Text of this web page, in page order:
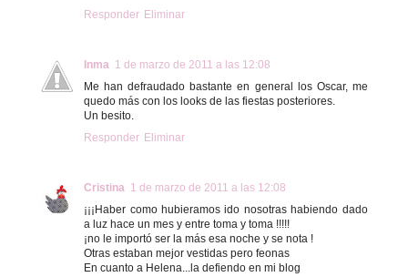
Responder Eliminar
Inma 1 de marzo de 2011 a las 12:08
Me han defraudado bastante en general los Oscar, me
quedo más con los looks de las fiestas posteriores.
Un besito.
Responder Eliminar
Cristina 1 de marzo de 2011 a las 12:08
¡¡¡Haber como hubieramos ido nosotras habiendo dado
a luz hace un mes y entre toma y toma !!!!!
¡no le importó ser la más esa noche y se nota !
Otras estaban mejor vestidas pero feonas
En cuanto a Helena...la defiendo en mi blog